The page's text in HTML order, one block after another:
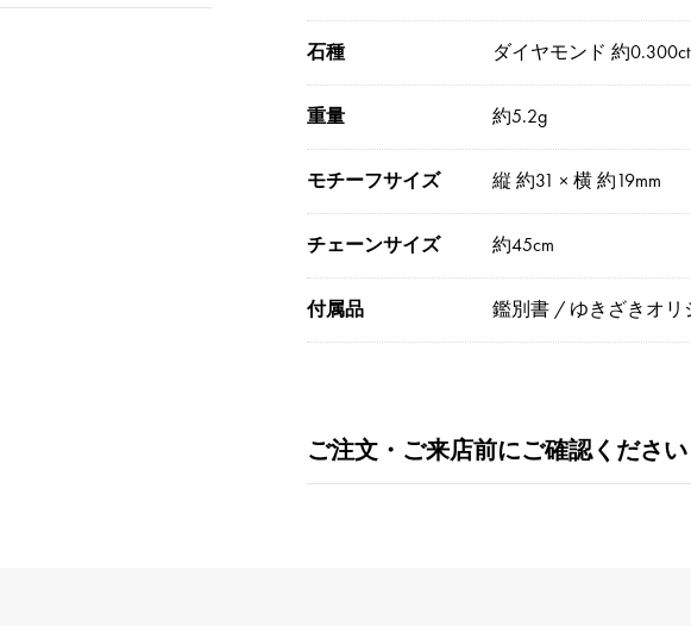
石種 ダイヤモンド 約0.300ct
重量 約5.2g
モチーフサイズ 縦 約31 × 横 約19mm
チェーンサイズ 約45cm
付属品 鑑別書 / ゆきざきオリ
ご注文・ご来店前にご確認ください